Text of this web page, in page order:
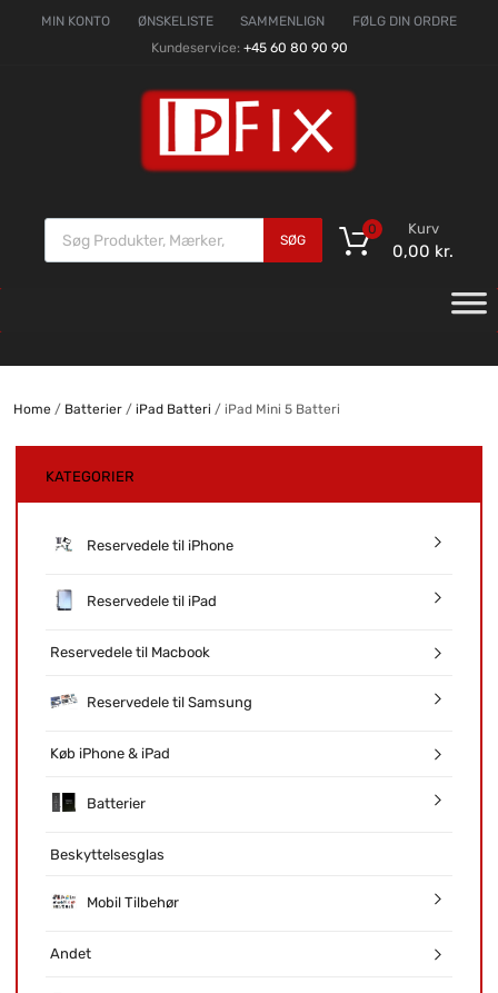
MIN KONTO ØNSKELISTE SAMMENLIGN
FØLG DIN ORDRE
Kundeservice: +45 60 80 90 90
SØG
Kurv
0,00 kr.
0
Home/ Batterier/ iPad Batteri / iPad Mini 5 Batteri
KATEGORIER
Reservedele til iPhone
Reservedele til iPad
Reservedele til Macbook
Reservedele til Samsung
Køb iPhone & iPad
Batterier
Beskyttelsesglas
Mobil Tilbehør
Andet